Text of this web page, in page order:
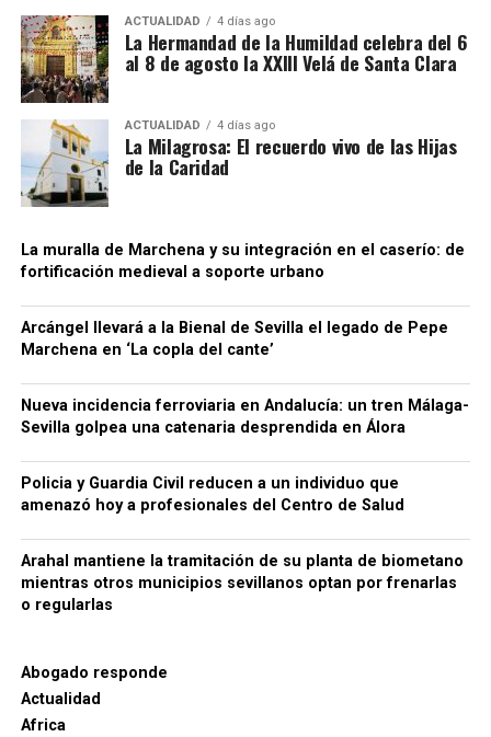
Precisamente esa incorporación parece haber
contribuido a la conservación de algunos tramos.
Bellido considera que buena parte del recinto ha
sobrevivido porque quedó integrado en el
urbanismo posterior.
Una cuestión pendiente: medir
las diferencias de cota
El estudio arqueológico de Bellido confirma que la
topografía desempeñó un papel importante desde la
construcción inicial de la fortificación. También
demuestra la existencia de rellenos, niveles de
embargo, no existe en los trabajos consultados una
medición sistemática de la diferencia de cota entre
ambos lados de todo el recinto amurallado.
El supuesto fraude se produciría cuando intervenían
sociedades que no ingresaban las cuotas de IVA
correspondientes antes de que el producto llegase
finalmente a las empresas distribuidoras. Al reducir
artificialmente la carga fiscal, estas últimas podían
colocar las bebidas en el mercado a precios
notablemente inferiores a los de competidores que
sí cumplían con sus obligaciones tributarias. La
procedimiento generaba también una situación de
competencia desleal dentro del sector.
Para dificultar el seguimiento de las operaciones, la
organización habría empleado además sociedades
siempre según la investigación policial y tributaria.
Conviene mantener esta precisión: los hechos se
encuentran todavía dentro de un procedimiento
judicial y las personas investigadas conservan su
presunción de inocencia mientras no exista una
resolución judicial firme.
66.000 euros, relojes de lujo y bienes
La actuación policial ha permitido bloquear 35
cuentas bancarias vinculadas a la investigación y
solicitar judicialmente el embargo de once
ACTUALIDAD 4 días ago
La Hermandad de la Humildad celebra del 6
al 8 de agosto la XXIII Velá de Santa Clara
ACTUALIDAD 4 días ago
La Milagrosa: El recuerdo vivo de las Hijas
de la Caridad
La muralla de Marchena y su integración en el caserío: de
fortificación medieval a soporte urbano
Arcángel llevará a la Bienal de Sevilla el legado de Pepe
Marchena en ‘La copla del cante’
Nueva incidencia ferroviaria en Andalucía: un tren Málaga-
Sevilla golpea una catenaria desprendida en Álora
Policia y Guardia Civil reducen a un individuo que
amenazó hoy a profesionales del Centro de Salud
Arahal mantiene la tramitación de su planta de biometano
mientras otros municipios sevillanos optan por frenarlas
o regularlas
Abogado responde
Actualidad
Africa